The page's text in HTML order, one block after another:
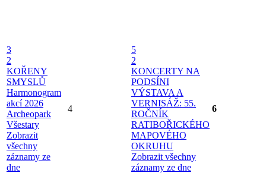
3
2
KOŘENY
SMYSLŮ
Harmonogram
akcí 2026
Archeopark
Všestary
Zobrazit
všechny
záznamy ze
dne
4
5
2
KONCERTY NA
PODSÍNI
VÝSTAVA A
VERNISÁŽ: 55.
ROČNÍK
RATIBOŘICKÉHO
MAPOVÉHO
OKRUHU
Zobrazit všechny
záznamy ze dne
6